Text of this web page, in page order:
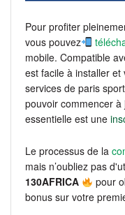
Pour profiter
vous pouvez
mobile. Compatible
est facile à installer
services de paris
pouvoir commencer
essentielle est une
Le processus de la
mais n’oubliez pas
130AFRICA
pour
bonus sur votre